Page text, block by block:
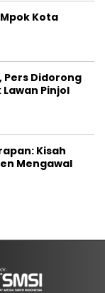
Kota
Pers Didorong
Pinjol
Kisah
Mengawal